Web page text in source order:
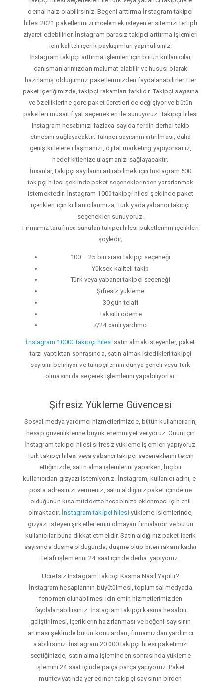
derhal haiz olabilirsiniz. Begeni arttirma İnstagram takipçi
hilesi 2021 paketlerimizi incelemek isteyenler sitemizi tertipli
ziyaret edebilirler. İnstagram parasız takipçi arttırma işlemleri
için kaliteli içerik paylaşımları yapmalısınız.
İnstagram takipçi arttirma işlemleri için bütün kullanıcılar,
danışmanlarımızdan malumat alabilir ve hususi olarak
hazırlamış olduğumuz paketlerimizden faydalanabilirler. Her
paket içeriğimizde, takipçi rakamları farklıdır. Takipçi sayısına
ve özelliklerine gore paket ücretleri de değişiyor ve bütün
paketleri müsait fiyat seçenekleri ile sunuyoruz. Takipçi hilesi
Instagram hesabınızı fazlaca sayıda ferdin derhal takip
etmesini sağlayacaktır. Takipçi sayısının artırılması, daha
geniş kitlelere ulaşmanızı, dijital marketing yapıyorsanız,
hedef kitlenize ulaşmanızı sağlayacaktır.
İnsanlar, takipçi sayılarını artırabilmek için İnstagram 500
takipçi hilesi şeklinde paket seçeneklerinden yararlanmak
istemektedir. İnstagram 1000 takipçi hilesi şeklinde paket
içerikleri için kullanıcılarımıza, Türk yada yabancı takipçi
seçenekleri sunuyoruz.
Firmamız tarafınca sunulan takipçi hilesi paketlerinin içerikleri
şöyledir;
100 – 25 bin arası takipçi seçeneği
Yüksek kaliteli takip
Türk veya yabancı takipçi seçeneği
Şifresiz yükleme
30 gün telafi
Taksitli ödeme
7/24 canlı yardımcı
İnstagram 10000 takipçi hilesi satın almak isteyenler, paket
tarzı yaptıktan sonrasında, satın almak istedikleri takipçi
sayısını belirliyor ve takipçilerinin dünya geneli veya Türk
olmasını da seçerek işlemlerini yapabiliyorlar.
Şifresiz Yükleme Güvencesi
Sosyal medya yardımcı hizmetlerimizde, bütün kullanıcıların,
hesap güvenliklerine büyük ehemmiyet veriyoruz. Onun için
İnstagram takipçi hilesi şifresiz yükleme işlemleri yapıyoruz.
Türk takipçi hilesi veya yabancı takipçi seçeneklerini tercih
ettiğinizde, satın alma işlemlerini yaparken, hiç bir
kullanıcıdan gizyazı istemiyoruz. İnstagram, kullanıcı adını, e-
posta adresinizi vermeniz, satın aldığınız paket içinde ne
olduğunun kısa müddette hesabınıza eklenmesi için ehil
olmaktadır. İnstagram takipçi hilesiyükleme işlemlerinde,
gizyazı isteyen şirketler emin olmayan firmalardır ve bütün
kullanıcılar buna dikkat etmelidir. Satın aldığınız paket içerik
sayısında düşme olduğunda, düşme olup biten rakam kadar
telafi işlemlerini 24 saat içinde derhal yapıyoruz.
Ücretsiz Instagram Takipçi Kasma Nasıl Yapılır?
İnstagram hesaplarının büyütülmesi, toplumsal medyada
fenomen olunabilmesi için emin hizmetlerimizden
faydalanabilirsiniz. İnstagram takipçi kasma hesabın
geliştirilmesi, içeriklerin hazırlanması ve beğeni sayısının
artması şeklinde bütün konulardan, firmamızdan yardımcı
alabilirsiniz. İnstagram 20.000 takipçi hilesi paketimizi
seçtiğinizde, satın alma işleminden sonrasında yükleme
işlemini 24 saat içinde parça parça yapıyoruz. Paket
muhteviyatında yer edinen takipçi sayısının birden